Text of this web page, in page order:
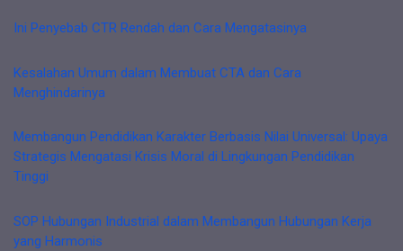
Ini Penyebab CTR Rendah dan Cara Mengatasinya
Kesalahan Umum dalam Membuat CTA dan Cara
Menghindarinya
Membangun Pendidikan Karakter Berbasis Nilai Universal: Upaya
Strategis Mengatasi Krisis Moral di Lingkungan Pendidikan
Tinggi
SOP Hubungan Industrial dalam Membangun Hubungan Kerja
yang Harmonis